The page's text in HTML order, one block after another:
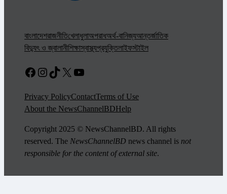
বাংলাদেশরাজনীতিখেলাধুলাঅপরাধঅর্থ-বানিজ্যআন্তর্জাতিক
বিদ্যুৎ ও জ্বালানীশিক্ষাস্বাস্থ্যপ্রযুক্তিলাইফস্টাইল
Facebook
Instagram
TikTok
X YouTube
Privacy PolicyContactTerms of Use
About the NewsChannelBDHelp
Copyright 2025 © NewsChannelBD. All rights
reserved. The NewsChannelBD news channel is not
responsible for the content of external site.